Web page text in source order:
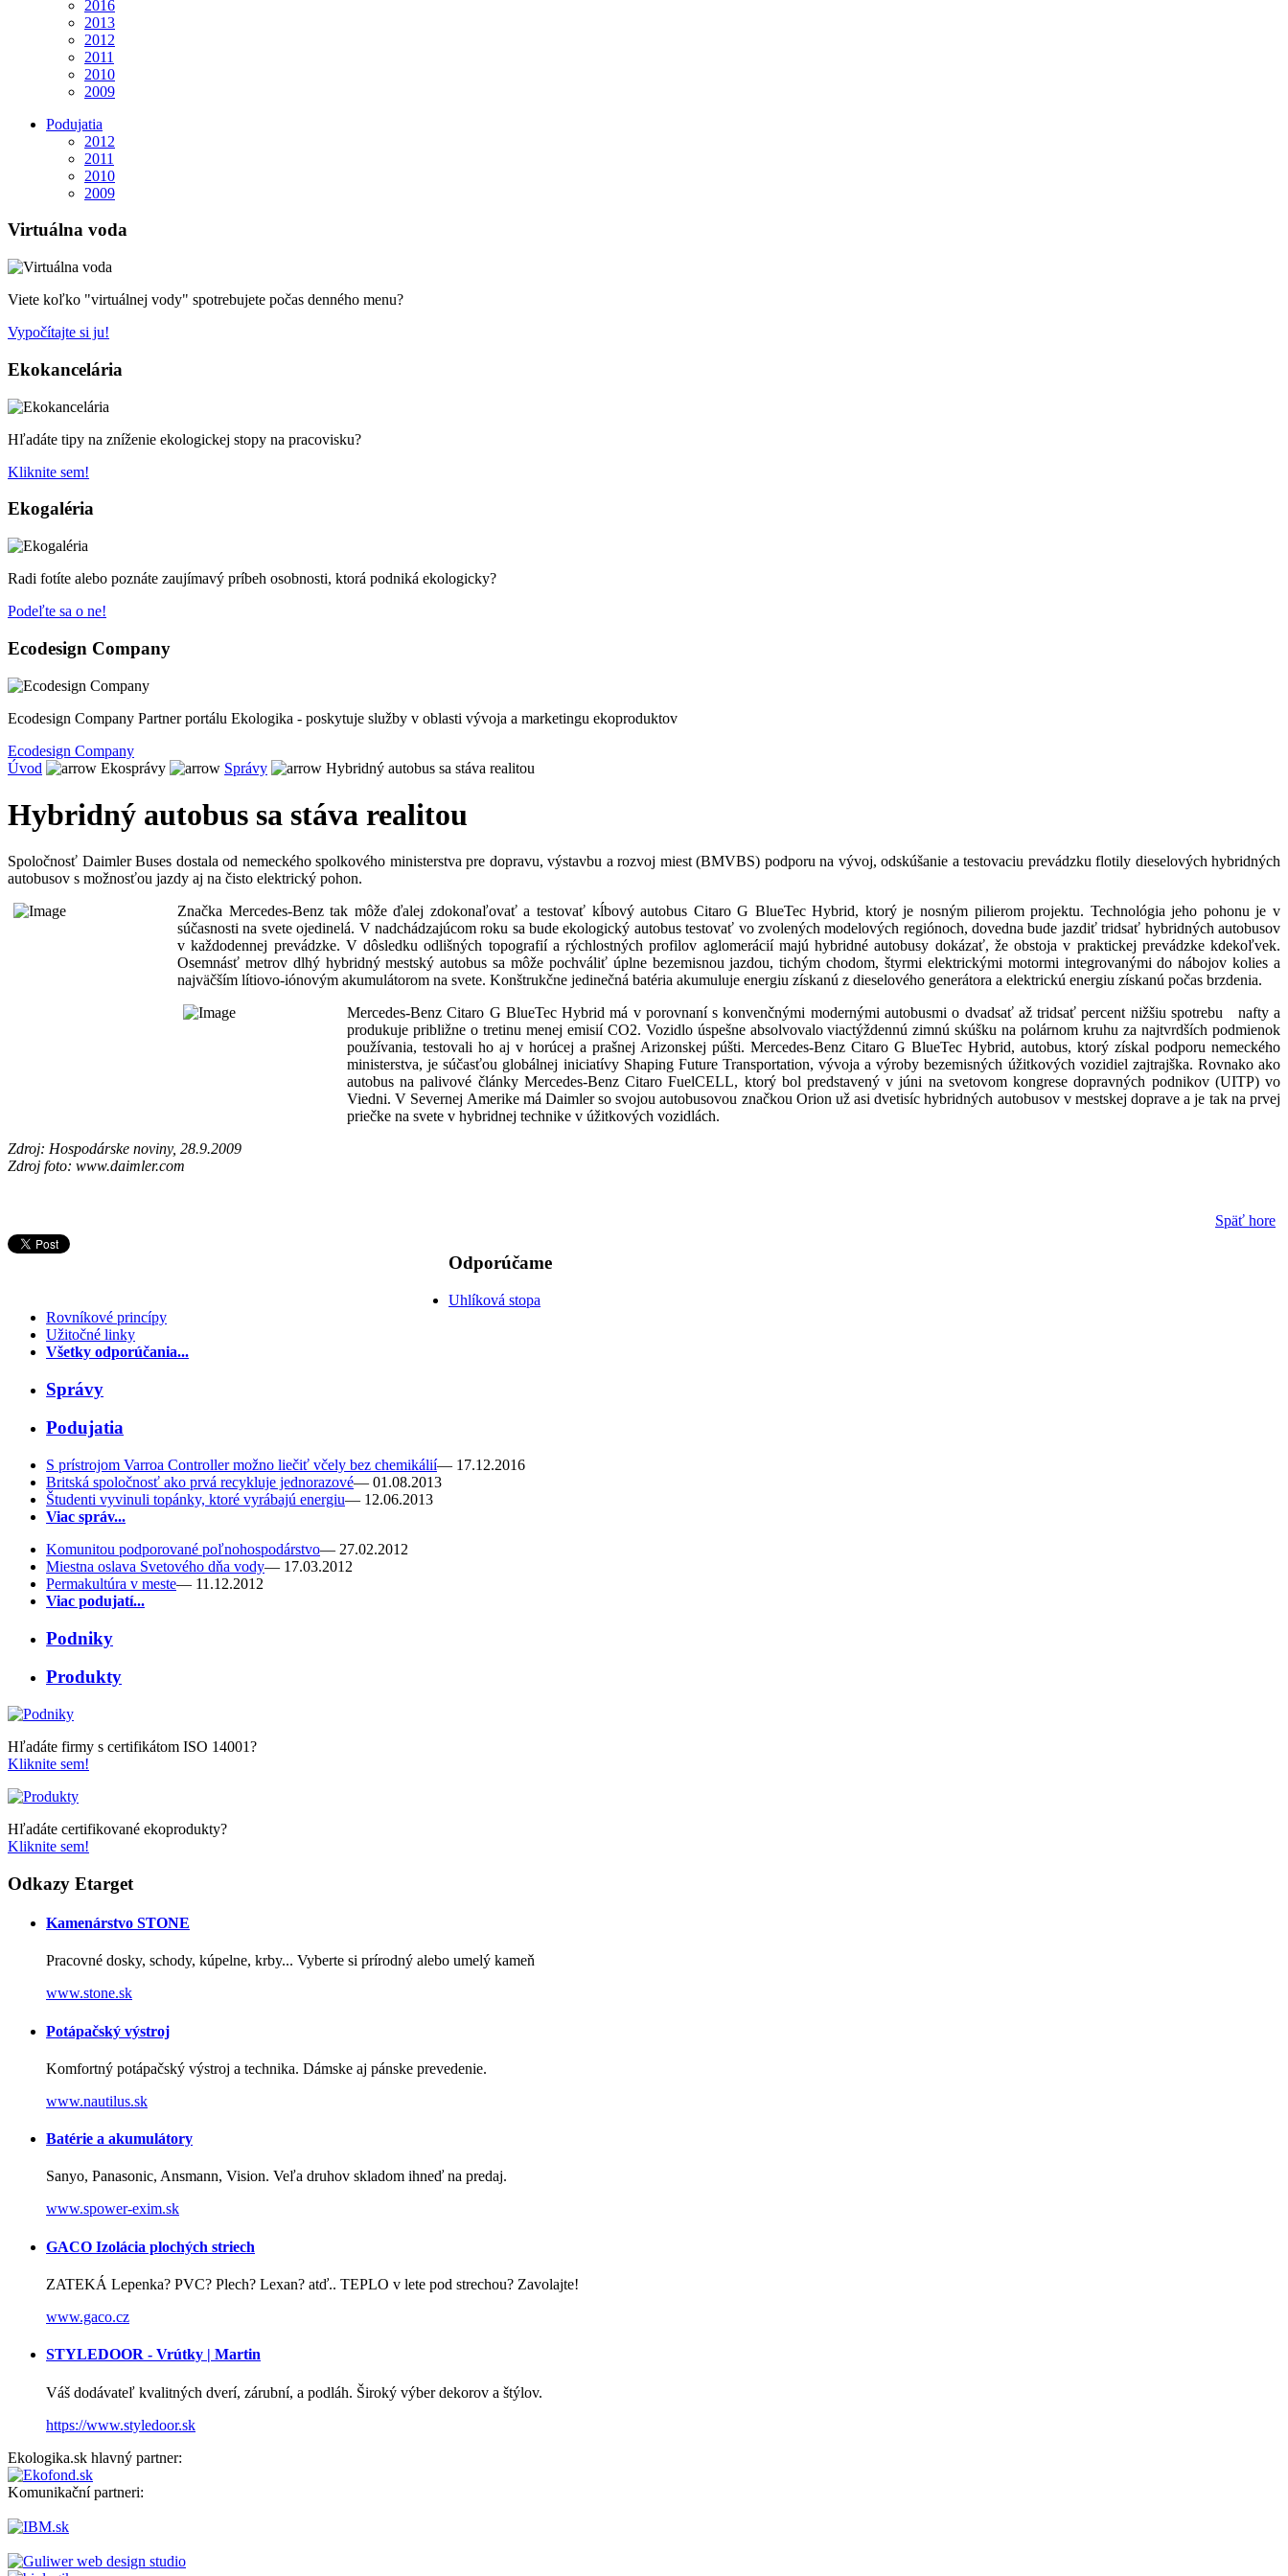
2016
2013
2012
2011
2010
2009
Podujatia
2012
2011
2010
2009
Virtuálna voda
Viete koľko "virtuálnej vody" spotrebujete počas denného menu?
Vypočítajte si ju!
Ekokancelária
Hľadáte tipy na zníženie ekologickej stopy na pracovisku?
Kliknite sem!
Ekogaléria
Radi fotíte alebo poznáte zaujímavý príbeh osobnosti, ktorá podniká ekologicky?
Podeľte sa o ne!
Ecodesign Company
Ecodesign Company Partner portálu Ekologika - poskytuje služby v oblasti vývoja a marketingu ekoproduktov
Ecodesign Company
Úvod
Ekosprávy Správy Hybridný autobus sa stáva realitou
Hybridný autobus sa stáva realitou
Spoločnosť Daimler Buses dostala od nemeckého spolkového ministerstva pre dopravu, výstavbu a rozvoj miest (BMVBS) podporu na vývoj, odskúšanie a testovaciu prevádzku flotily dieselových hybridných
autobusov s možnosťou jazdy aj na čisto elektrický pohon.
Značka Mercedes-Benz tak môže ďalej zdokonaľovať a testovať kĺbový autobus Citaro G BlueTec Hybrid, ktorý je nosným pilierom projektu. Technológia jeho pohonu je v
súčasnosti na svete ojedinelá. V nadchádzajúcom roku sa bude ekologický autobus testovať vo zvolených modelových regiónoch, dovedna bude jazdiť tridsať hybridných autobusov
v každodennej prevádzke. V dôsledku odlišných topografií a rýchlostných profilov aglomerácií majú hybridné autobusy dokázať, že obstoja v praktickej prevádzke kdekoľvek.
Osemnásť metrov dlhý hybridný mestský autobus sa môže pochváliť úplne bezemisnou jazdou, tichým chodom, štyrmi elektrickými motormi integrovanými do nábojov kolies a
najväčším lítiovo-iónovým akumulátorom na svete. Konštrukčne jedinečná batéria akumuluje energiu získanú z dieselového generátora a elektrickú energiu získanú počas brzdenia.
Mercedes-Benz Citaro G BlueTec Hybrid má v porovnaní s konvenčnými modernými autobusmi o dvadsať až tridsať percent nižšiu spotrebu nafty a
produkuje približne o tretinu menej emisií CO2. Vozidlo úspešne absolvovalo viactýždennú zimnú skúšku na polárnom kruhu za najtvrdších podmienok
používania, testovali ho aj v horúcej a prašnej Arizonskej púšti. Mercedes-Benz Citaro G BlueTec Hybrid, autobus, ktorý získal podporu nemeckého
ministerstva, je súčasťou globálnej iniciatívy Shaping Future Transportation, vývoja a výroby bezemisných úžitkových vozidiel zajtrajška. Rovnako ako
autobus na palivové články Mercedes-Benz Citaro FuelCELL, ktorý bol predstavený v júni na svetovom kongrese dopravných podnikov (UITP) vo
Viedni. V Severnej Amerike má Daimler so svojou autobusovou značkou Orion už asi dvetisíc hybridných autobusov v mestskej doprave a je tak na prvej
priečke na svete v hybridnej technike v úžitkových vozidlách.
Zdroj: Hospodárske noviny, 28.9.2009
Zdroj foto: www.daimler.com
Späť hore
Odporúčame
Uhlíková stopa
Rovníkové princípy
Užitočné linky
Všetky odporúčania...
Správy
Podujatia
S prístrojom Varroa Controller možno liečiť včely bez chemikálií— 17.12.2016
Britská spoločnosť ako prvá recykluje jednorazové— 01.08.2013
Študenti vyvinuli topánky, ktoré vyrábajú energiu— 12.06.2013
Viac správ...
Komunitou podporované poľnohospodárstvo— 27.02.2012
Miestna oslava Svetového dňa vody— 17.03.2012
Permakultúra v meste— 11.12.2012
Viac podujatí...
Podniky
Produkty
Hľadáte firmy s certifikátom ISO 14001?
Kliknite sem!
Hľadáte certifikované ekoprodukty?
Kliknite sem!
Odkazy Etarget
Kamenárstvo STONE
Pracovné dosky, schody, kúpelne, krby... Vyberte si prírodný alebo umelý kameň
www.stone.sk
Potápačský výstroj
Komfortný potápačský výstroj a technika. Dámske aj pánske prevedenie.
www.nautilus.sk
Batérie a akumulátory
Sanyo, Panasonic, Ansmann, Vision. Veľa druhov skladom ihneď na predaj.
www.spower-exim.sk
GACO Izolácia plochých striech
ZATEKÁ Lepenka? PVC? Plech? Lexan? atď.. TEPLO v lete pod strechou? Zavolajte!
www.gaco.cz
STYLEDOOR - Vrútky | Martin
Váš dodávateľ kvalitných dverí, zárubní, a podláh. Široký výber dekorov a štýlov.
https://www.styledoor.sk
Ekologika.sk hlavný partner:
Komunikační partneri: